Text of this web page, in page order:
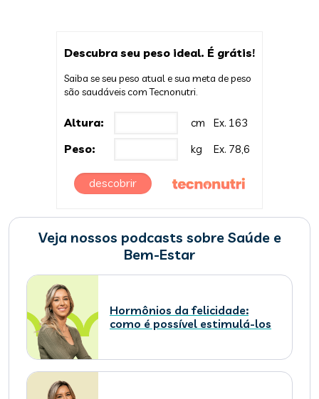
Descubra seu peso ideal. É grátis!
Saiba se seu peso atual e sua meta de peso
são saudáveis com Tecnonutri.
Altura: cm Ex. 163
Peso: kg Ex. 78,6
descobrir
Veja nossos podcasts sobre Saúde e
Bem-Estar
Hormônios da felicidade:
como é possível estimulá-los